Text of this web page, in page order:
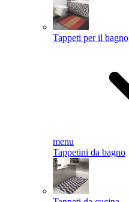
Tappeti per il bagno
menu
Tappetini da bagno